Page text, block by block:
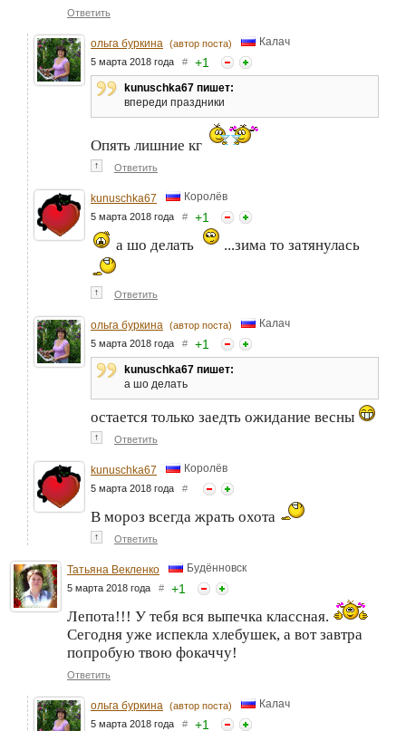
Ответить
ольга буркина (автор поста) Калач
5 марта 2018 года # +1
kunuschka67 пишет:
впереди праздники
Опять лишние кг
↑ Ответить
kunuschka67 Королёв
5 марта 2018 года # +1
а шо делать ...зима то затянулась
↑ Ответить
ольга буркина (автор поста) Калач
5 марта 2018 года # +1
kunuschka67 пишет:
а шо делать
остается только заедть ожидание весны
↑ Ответить
kunuschka67 Королёв
5 марта 2018 года #
В мороз всегда жрать охота
↑ Ответить
Татьяна Векленко Будённовск
5 марта 2018 года # +1
Лепота!!! У тебя вся выпечка классная.
Сегодня уже испекла хлебушек, а вот завтра
попробую твою фокаччу!
Ответить
ольга буркина (автор поста) Калач
5 марта 2018 года # +1